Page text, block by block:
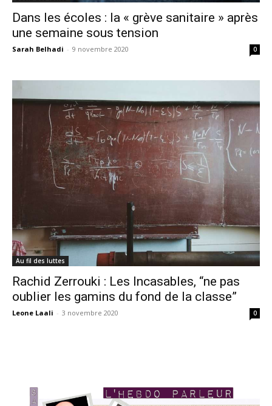
Dans les écoles : la « grève sanitaire » après
une semaine sous tension
Sarah Belhadi - 9 novembre 2020 0
Au fil des luttes
Rachid Zerrouki : Les Incasables, “ne pas
oublier les gamins du fond de la classe”
Leone Laali - 3 novembre 2020 0